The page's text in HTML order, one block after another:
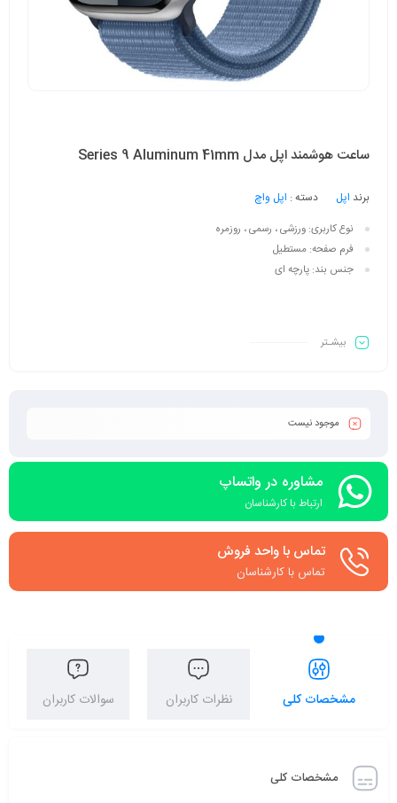
ساعت هوشمند اپل مدل Series 9 Aluminum 41mm
برند اپل دسته : اپل واچ
نوع کاربری: ورزشی ، رسمی ، روزمره
فرم صفحه: مستطیل
جنس بند: پارچه ای
بیشـتر
موجود نیست
مشاوره در واتساپ
ارتباط با کارشناسان
تماس با واحد فروش
تماس با کارشناسان
مشخصات کلی نظرات کاربران سوالات کاربران
مشخصات کلی